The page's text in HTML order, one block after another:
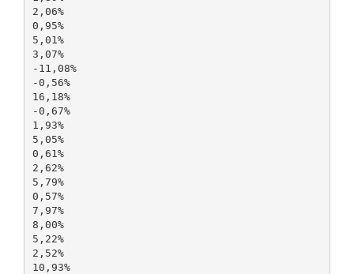
2,06%
0,95%
5,01%
3,07%
-11,08%
-0,56%
16,18%
-0,67%
1,93%
5,05%
0,61%
2,62%
5,79%
0,57%
7,97%
8,00%
5,22%
2,52%
10,93%